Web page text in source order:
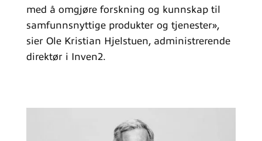
med å omgjøre forskning og kunnskap til
samfunnsnyttige produkter og tjenester»,
sier Ole Kristian Hjelstuen, administrerende
direktør i Inven2.